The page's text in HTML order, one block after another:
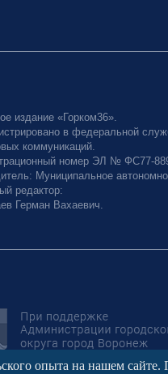
издание «Горком36».
в федеральной
коммуникаций.
номер ЭЛ № ФС77-
Муниципальное
редактор:
Герман Вахаевич.
опыта на нашем сайте.